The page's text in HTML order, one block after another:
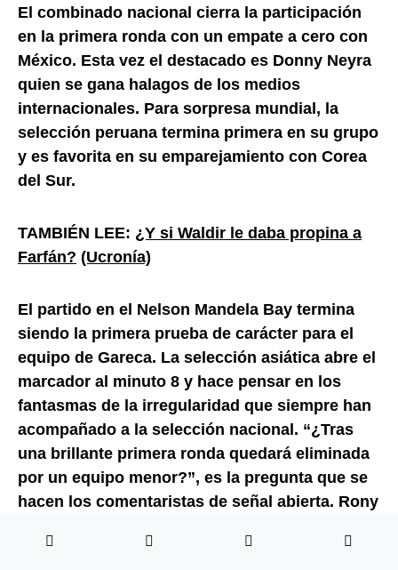
El combinado nacional cierra la participación
en la primera ronda con un empate a cero con
México. Esta vez el destacado es Donny Neyra
quien se gana halagos de los medios
internacionales. Para sorpresa mundial, la
selección peruana termina primera en su grupo
y es favorita en su emparejamiento con Corea
del Sur.
TAMBIÉN LEE: ¿Y si Waldir le daba propina a
Farfán? (Ucronía)
El partido en el Nelson Mandela Bay termina
siendo la primera prueba de carácter para el
equipo de Gareca. La selección asiática abre el
marcador al minuto 8 y hace pensar en los
fantasmas de la irregularidad que siempre han
acompañado a la selección nacional. “¿Tras
una brillante primera ronda quedará eliminada
por un equipo menor?”, es la pregunta que se
hacen los comentaristas de señal abierta. Rony
Con un brillante tiro libre empata el marcador a